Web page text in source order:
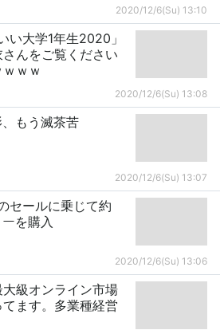
2020/12/6(Su) 13:10
い大学1年生2020」
んをご覧ください
ｗｗ
2020/12/6(Su) 13:08
、もう滅茶苦
2020/12/6(Su) 13:07
セールに乗じて約
を購入
2020/12/6(Su) 13:06
級オンライン市場
ます。多業種経営